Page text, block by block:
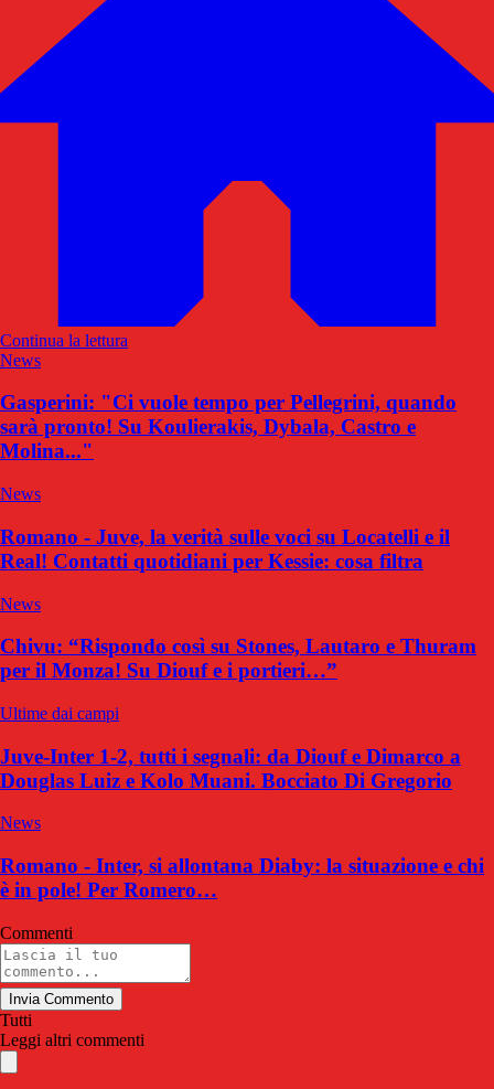
Continua la lettura
News
Gasperini: "Ci vuole tempo per Pellegrini, quando
sarà pronto! Su Koulierakis, Dybala, Castro e
Molina..."
News
Romano - Juve, la verità sulle voci su Locatelli e il
Real! Contatti quotidiani per Kessie: cosa filtra
News
Chivu: “Rispondo così su Stones, Lautaro e Thuram
per il Monza! Su Diouf e i portieri…”
Ultime dai campi
Juve-Inter 1-2, tutti i segnali: da Diouf e Dimarco a
Douglas Luiz e Kolo Muani. Bocciato Di Gregorio
News
Romano - Inter, si allontana Diaby: la situazione e chi
è in pole! Per Romero…
Commenti
Invia Commento
Tutti
Leggi altri commenti